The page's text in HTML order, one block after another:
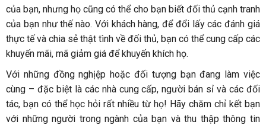
của bạn, nhưng họ cũng có thể cho bạn biết đối thủ cạnh tranh
của bạn như thế nào. Với khách hàng, để đổi lấy các đánh giá
thực tế và chia sẻ thật tình về đối thủ, bạn có thể cung cấp các
khuyến mãi, mã giảm giá để khuyến khích họ.
Với những đồng nghịệp hoặc đối tượng bạn đang làm việc
cùng – đặc biệt là các nhà cung cấp, người bán sỉ và các đối
tác, bạn có thể học hỏi rất nhiều từ họ! Hãy chăm chỉ kết bạn
với những người trong ngành của bạn và thu thập thông tin